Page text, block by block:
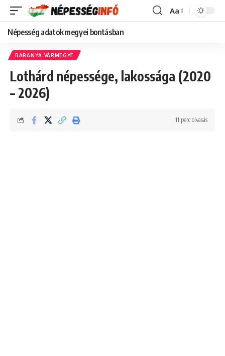
Font
Aa
Népesség adatok megyei bontásban
BARANYA VÁRMEGYE
Lothárd népessége, lakossága (2020
– 2026)
11 perc olvasás